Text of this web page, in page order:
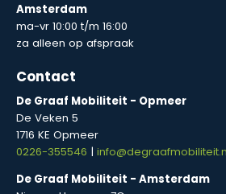
Amsterdam
ma-vr 10:00 t/m 16:00
za alleen op afspraak
Contact
De Graaf Mobiliteit - Opmeer
De Veken 5
1716 KE Opmeer
0226-355546 |
De Graaf Mobiliteit - Amsterdam